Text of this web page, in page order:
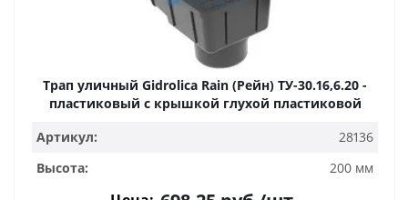
Трап уличный Gidrolica Rain (Рейн) ТУ-30.16,6.20 -
пластиковый с крышкой глухой пластиковой
Артикул:
28136
Высота:
200 мм